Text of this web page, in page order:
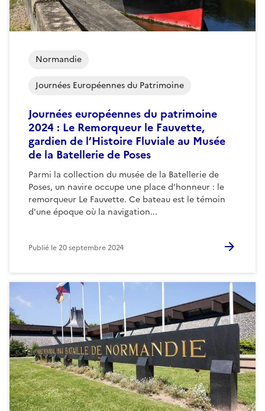
Journées européennes du patrimoine
2024 : Le Remorqueur le Fauvette,
gardien de l’Histoire Fluviale au Musée
de la Batellerie de Poses
Parmi la collection du musée de la Batellerie de
Poses, un navire occupe une place d’honneur : le
remorqueur Le Fauvette. Ce bateau est le témoin
d'une époque où la navigation...
Normandie
Journées Européennes du Patrimoine
Publié le20 septembre 2024